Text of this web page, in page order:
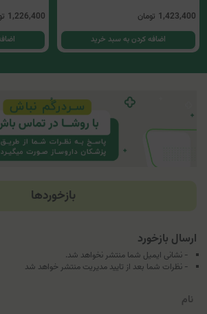
1,423,400 تومان
اضافه کردن به سبد خرید
1,226,400
بازخوردها
ارسال بازخورد
- نشانی ایمیل شما منتشر نخواهد شد.
- نظرات شما بعد از تایید مدیریت منتشر خواهد شد
نام